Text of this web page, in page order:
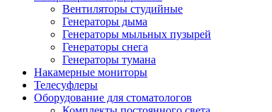
Вентиляторы студийные
Генераторы дыма
Генераторы мыльных пузырей
Генераторы снега
Генераторы тумана
Накамерные мониторы
Телесуфлеры
Оборудование для стоматологов